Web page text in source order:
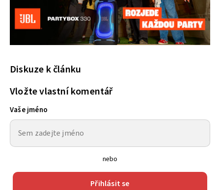
Diskuze k článku
Vložte vlastní komentář
Vaše jméno
nebo
Přihlásit se